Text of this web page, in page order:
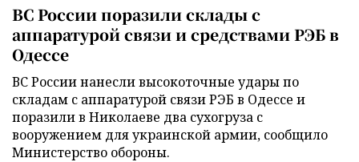
ВС России поразили склады с
аппаратурой связи и средствами РЭБ в
Одессе
ВС России нанесли высокоточные удары по
складам с аппаратурой связи РЭБ в Одессе и
поразили в Николаеве два сухогруза с
вооружением для украинской армии, сообщило
Министерство обороны.